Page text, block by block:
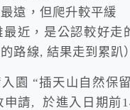
遠，但爬升較平緩
近，是公認較好走
路線, 結果走到累趴）
園 “插天山自然保
申請, 於進入日期前